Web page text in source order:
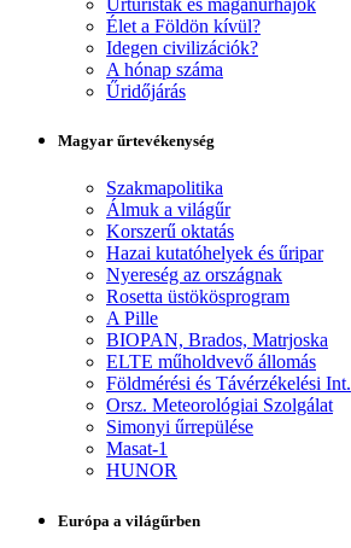
Űrturisták és magánűrhajók
Élet a Földön kívül?
Idegen civilizációk?
A hónap száma
Űridőjárás
Magyar űrtevékenység
Szakmapolitika
Álmuk a világűr
Korszerű oktatás
Hazai kutatóhelyek és űripar
Nyereség az országnak
Rosetta üstökösprogram
A Pille
BIOPAN, Brados, Matrjoska
ELTE műholdvevő állomás
Földmérési és Távérzékelési Int.
Orsz. Meteorológiai Szolgálat
Simonyi űrrepülése
Masat-1
HUNOR
Európa a világűrben